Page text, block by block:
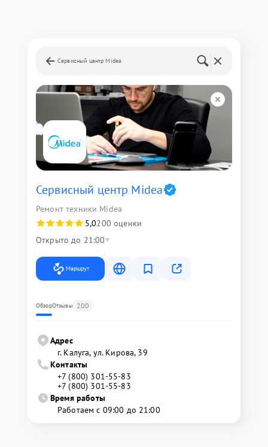
Сервисный центр Midea
Сервисный центр Midea
Ремонт техники Midea
5,0200 оценки
Открыто до 21:00
Маршрут
ОбзорОтзывы 200
Адрес
г. Калуга, ул. Кирова, 39
Контакты
+7 (800) 301-55-83
+7 (800) 301-55-83
Время работы
Работаем с 09:00 до 21:00